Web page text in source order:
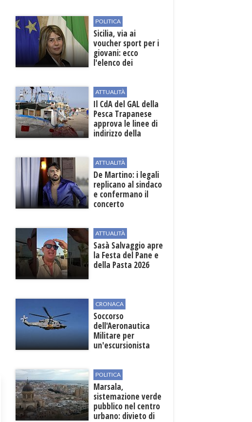
POLITICA
Sicilia, via ai
voucher sport per i
giovani: ecco
l'elenco dei
ATTUALITÀ
Il CdA del GAL della
Pesca Trapanese
approva le linee di
indirizzo della
sviluppo
ATTUALITÀ
De Martino: i legali
replicano al sindaco
e confermano il
concerto
ATTUALITÀ
Sasà Salvaggio apre
la Festa del Pane e
della Pasta 2026
CRONACA
Soccorso
dell'Aeronautica
Militare per
un'escursionista
POLITICA
Marsala,
sistemazione verde
pubblico nel centro
urbano: divieto di